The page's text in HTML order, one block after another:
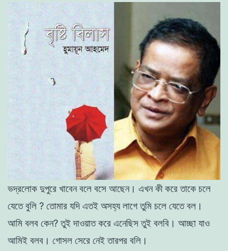
ভদ্রলােক দুপুরে খাবেনবলে বসে আছেন। এখনকীকরেতাকে চলে
যেতেবুলি ? তােমার যদিএতই অসহ্যলাগেতুমি চলে যেতেবল ।
আমি বলব কেন?তুইদাওয়াতকরে এনেছিসতুই বলবি । আচ্ছা যাও
আমিই বলব । গােসল সেরে নেইতারপর বলি ।